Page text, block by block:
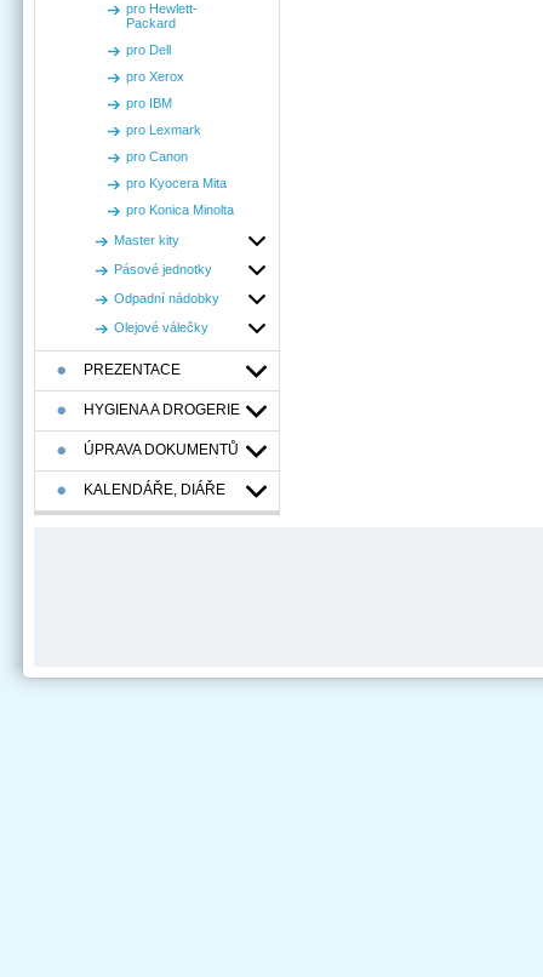
pro Hewlett-
Packard
pro Dell
pro Xerox
pro IBM
pro Lexmark
pro Canon
pro Kyocera Mita
pro Konica Minolta
Master kity
Pásové jednotky
Odpadní nádobky
Olejové válečky
PREZENTACE
HYGIENA A DROGERIE
ÚPRAVA DOKUMENTŮ
KALENDÁŘE, DIÁŘE